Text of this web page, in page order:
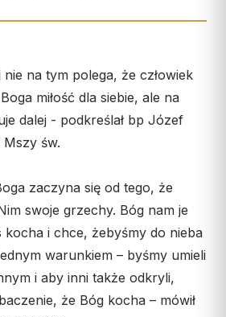
nie na tym polega, że człowiek
miłość dla siebie, ale na
dalej - podkreślał bp Józef
św.
zaczyna się od tego, że
swoje grzechy. Bóg nam je
i chce, żebyśmy do nieba
warunkiem – byśmy umieli
i aby inni także odkryli,
że Bóg kocha – mówił